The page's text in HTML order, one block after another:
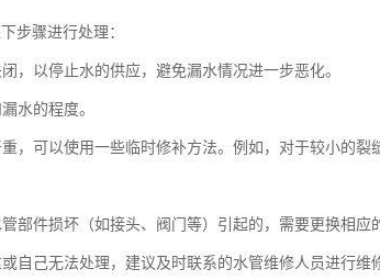
步骤进行处理：
，以停止水的供应，避免漏水情况进一步恶化。
水的程度。
，可以使用一些临时修补方法。例如，对于较小的
部件损坏（如接头、阀门等）引起的，需要更换相应
自己无法处理，建议及时联系的水管维修人员进行维